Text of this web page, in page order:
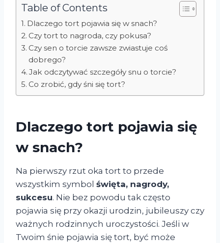
Table of Contents
Dlaczego tort pojawia się w snach?
Czy tort to nagroda, czy pokusa?
Czy sen o torcie zawsze zwiastuje coś
dobrego?
Jak odczytywać szczegóły snu o torcie?
Co zrobić, gdy śni się tort?
Dlaczego tort pojawia się
w snach?
Na pierwszy rzut oka tort to przede
wszystkim symbol święta, nagrody,
sukcesu. Nie bez powodu tak często
pojawia się przy okazji urodzin, jubileuszy czy
ważnych rodzinnych uroczystości. Jeśli w
Twoim śnie pojawia się tort, być może